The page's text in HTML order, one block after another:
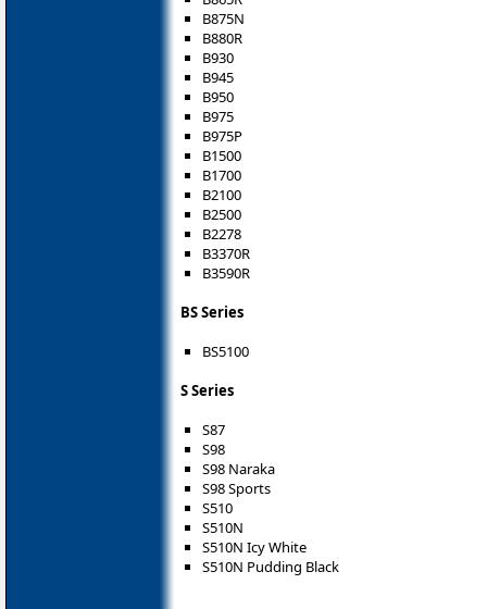
B875N
B880R
B930
B945
B950
B975
B975P
B1500
B1700
B2100
B2500
B2278
B3370R
B3590R
BS Series
BS5100
S Series
S87
S98
S98 Naraka
S98 Sports
S510
S510N
S510N Icy White
S510N Pudding Black